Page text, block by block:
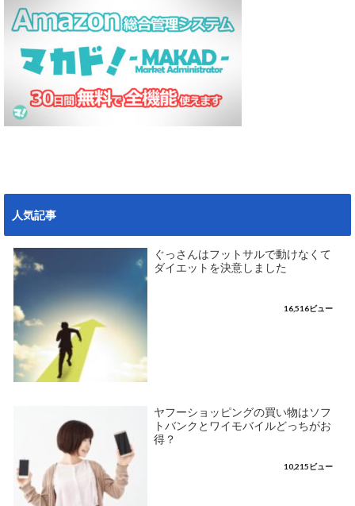
人気記事
ぐっさんはフットサルで動けなくて
ダイエットを決意しました
16,516ビュー
ヤフーショッピングの買い物はソフ
トバンクとワイモバイルどっちがお
得？
10,215ビュー